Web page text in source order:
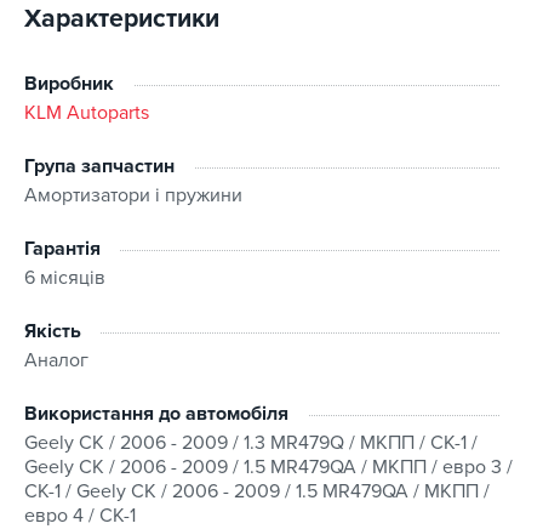
Характеристики
Виробник
KLM Autoparts
Група запчастин
Амортизатори і пружини
Гарантія
6 місяців
Якість
Аналог
Використання до автомобіля
Geely CK / 2006 - 2009 / 1.3 MR479Q / МКПП / CK-1 /
Geely CK / 2006 - 2009 / 1.5 MR479QA / МКПП / евро 3 /
CK-1 / Geely CK / 2006 - 2009 / 1.5 MR479QA / МКПП /
евро 4 / CK-1